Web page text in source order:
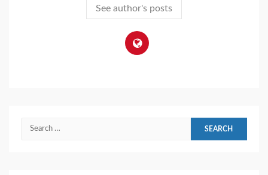
See author's posts
Search